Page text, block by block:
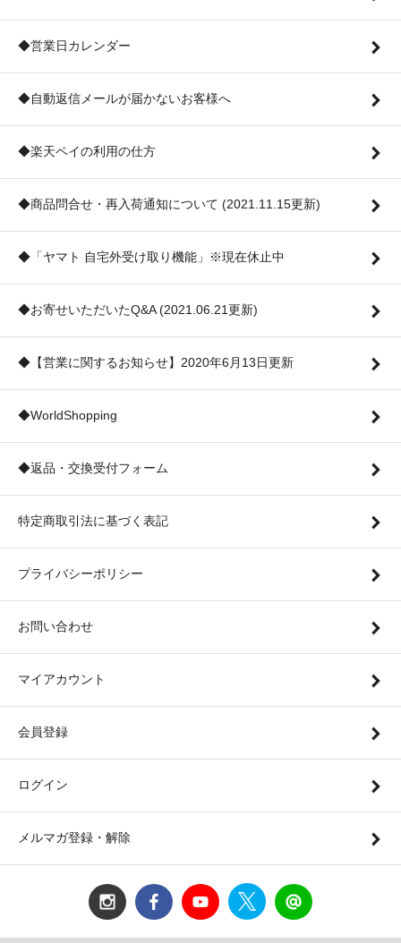
◆営業日カレンダー
◆自動返信メールが届かないお客様へ
◆楽天ペイの利用の仕方
◆商品問合せ・再入荷通知について (2021.11.15更新)
◆「ヤマト 自宅外受け取り機能」※現在休止中
◆お寄せいただいたQ&A (2021.06.21更新)
◆【営業に関するお知らせ】2020年6月13日更新
◆WorldShopping
◆返品・交換受付フォーム
特定商取引法に基づく表記
プライバシーポリシー
お問い合わせ
マイアカウント
会員登録
ログイン
メルマガ登録・解除